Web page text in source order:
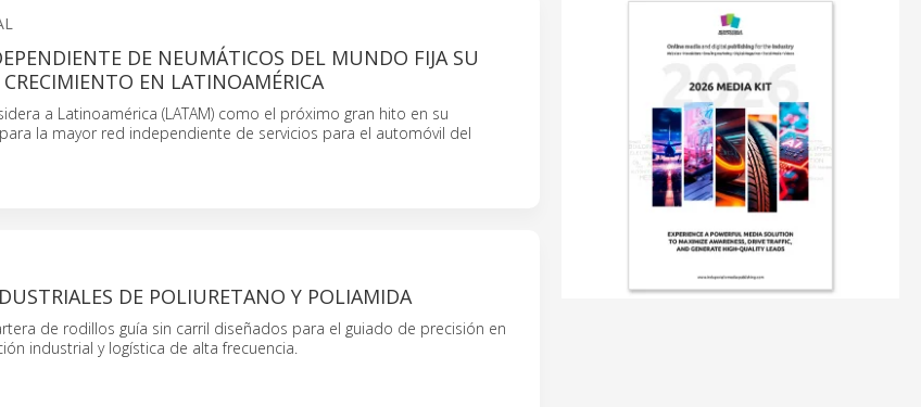
DE NEUMÁTICOS DEL MUNDO FIJA SU
EN LATINOAMÉRICA
a Latinoamérica (LATAM) como el próximo gran hito en su
la mayor red independiente de servicios para el automóvil del
DE POLIURETANO Y POLIAMIDA
de rodillos guía sin carril diseñados para el guiado de precisión en
industrial y logística de alta frecuencia.